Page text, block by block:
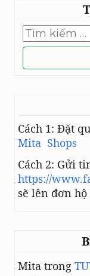
Tìm
kiếm
cho:
Cách 1: Đặt
Mita Shops
Cách 2: Gửi
https://
sẽ lên đơn
Mita trong